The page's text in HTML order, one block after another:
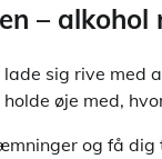
– alkohol
sig rive med
øje med,
og få